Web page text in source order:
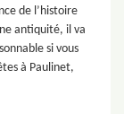
de l’histoire
antiquité, il va
si vous
à Paulinet,